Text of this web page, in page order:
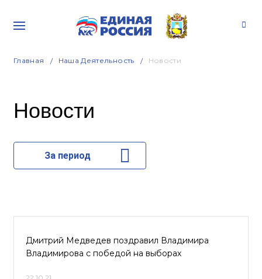
Главная Наша Деятельность Новости
Новости
За период
Дмитрий Медведев поздравил Владимира
Владимирова с победой на выборах